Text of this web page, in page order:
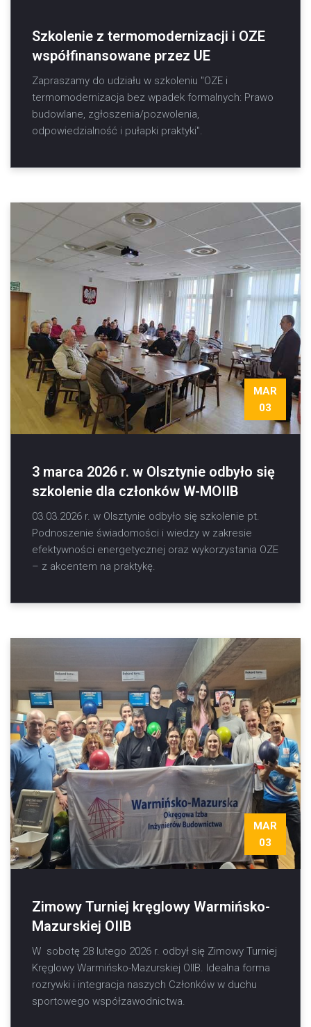
Szkolenie z termomodernizacji i OZE
współfinansowane przez UE
Zapraszamy do udziału w szkoleniu "OZE i
termomodernizacja bez wpadek formalnych: Prawo
budowlane, zgłoszenia/pozwolenia,
odpowiedzialność i pułapki praktyki".
3 marca 2026 r. w Olsztynie odbyło się
szkolenie dla członków W-MOIIB
MAR
03
03.03.2026 r. w Olsztynie odbyło się szkolenie pt.
Podnoszenie świadomości i wiedzy w zakresie
efektywności energetycznej oraz wykorzystania OZE
– z akcentem na praktykę.
Zimowy Turniej kręglowy Warmińsko-
Mazurskiej OIIB
MAR
03
W sobotę 28 lutego 2026 r. odbył się Zimowy Turniej
Kręglowy Warmińsko-Mazurskiej OIIB. Idealna forma
rozrywki i integracja naszych Członków w duchu
sportowego współzawodnictwa.